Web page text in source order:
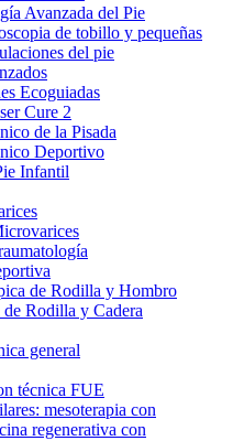
Avanzada del Pie
de tobillo y pequeñas
del pie
Ecoguiadas
Cure 2
de la Pisada
Deportivo
Infantil
de Rodilla y Hombro
Rodilla y Cadera
general
técnica FUE
mesoterapia con
regenerativa con